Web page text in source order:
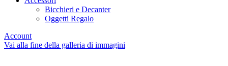
Bicchieri e Decanter
Oggetti Regalo
Account
Vai alla fine della galleria di immagini